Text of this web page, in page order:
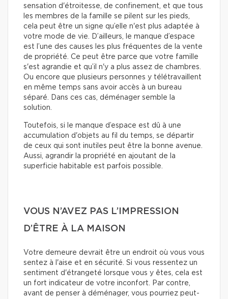
sensation d'étroitesse, de confinement, et que tous
les membres de la famille se pilent sur les pieds,
cela peut être un signe qu’elle n'est plus adaptée à
votre mode de vie. D’ailleurs, le manque d’espace
est l’une des causes les plus fréquentes de la vente
de propriété. Ce peut être parce que votre famille
s'est agrandie et qu’il n'y a plus assez de chambres.
Ou encore que plusieurs personnes y télétravaillent
en même temps sans avoir accès à un bureau
séparé. Dans ces cas, déménager semble la
solution.
Toutefois, si le manque d’espace est dû à une
accumulation d'objets au fil du temps, se départir
de ceux qui sont inutiles peut être la bonne avenue.
Aussi, agrandir la propriété en ajoutant de la
superficie habitable est parfois possible.
VOUS N’AVEZ PAS L’IMPRESSION
D’ÊTRE À LA MAISON
Votre demeure devrait être un endroit où vous vous
sentez à l'aise et en sécurité. Si vous ressentez un
sentiment d'étrangeté lorsque vous y êtes, cela est
un fort indicateur de votre inconfort. Par contre,
avant de penser à déménager, vous pourriez peut-